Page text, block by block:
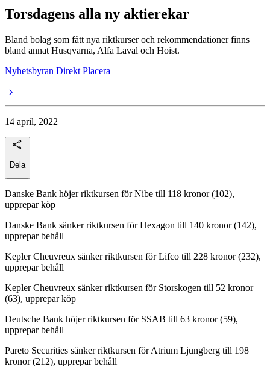
Torsdagens alla ny aktierekar
Bland bolag som fått nya riktkurser och rekommendationer finns
bland annat Husqvarna, Alfa Laval och Hoist.
Nyhetsbyran Direkt Placera
14 april, 2022
Dela
Danske Bank höjer riktkursen för Nibe till 118 kronor (102),
upprepar köp
Danske Bank sänker riktkursen för Hexagon till 140 kronor (142),
upprepar behåll
Kepler Cheuvreux sänker riktkursen för Lifco till 228 kronor (232),
upprepar behåll
Kepler Cheuvreux sänker riktkursen för Storskogen till 52 kronor
(63), upprepar köp
Deutsche Bank höjer riktkursen för SSAB till 63 kronor (59),
upprepar behåll
Pareto Securities sänker riktkursen för Atrium Ljungberg till 198
kronor (212), upprepar behåll